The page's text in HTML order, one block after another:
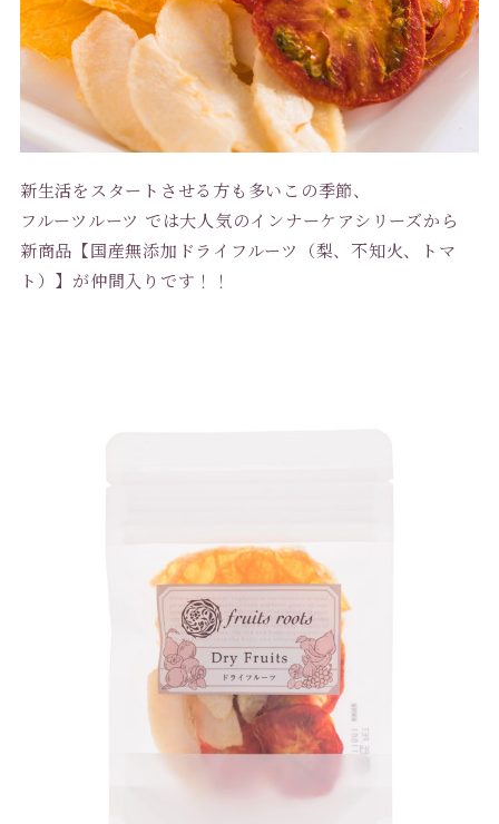
新生活をスタートさせる方も多いこの季節、
フルーツルーツ では大人気のインナーケアシリーズから
新商品【国産無添加ドライフルーツ（梨、不知火、トマ
ト）】が仲間入りです！！